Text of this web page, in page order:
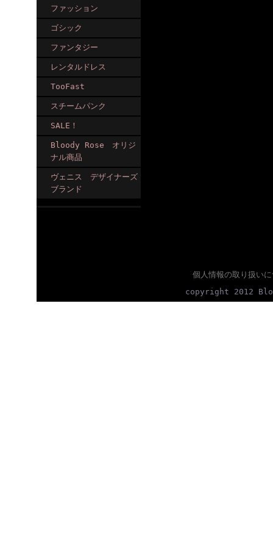
ファッション
ゴシック
ファンタジー
レンタルドレス
TooFast
スチームパンク
SALE！
Bloody Rose オリジ
ナル商品
ヴェニス デザイナーズ
ブランド
個人情報の取り扱い
copyright 2012